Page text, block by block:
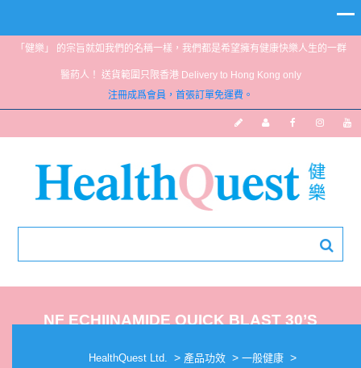
「健樂」 的宗旨就如我們的名稱一樣，我們都是希望擁有健康快樂人生的一群
醫葯人！ 送貨範圍只限香港 Delivery to Hong Kong only
注冊成爲會員，首張訂單免運費。
NF ECHIINAMIDE QUICK BLAST 30’S
HealthQuest Ltd. > 產品功效 > 一般健康 >